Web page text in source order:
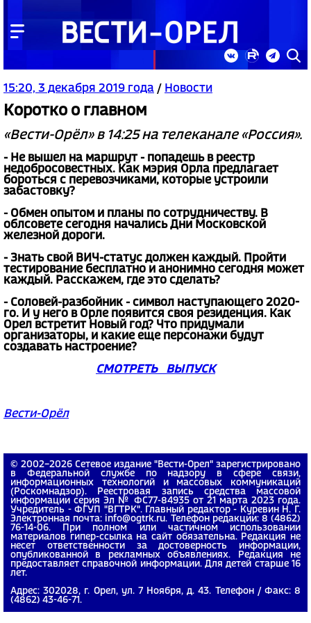
15:20, 3 декабря 2019 года / Новости
Коротко о главном
«Вести-Орёл» в 14:25 на телеканале «Россия».
- Не вышел на маршрут - попадешь в реестр
недобросовестных. Как мэрия Орла предлагает
бороться с перевозчиками, которые устроили
забастовку?
- Обмен опытом и планы по сотрудничеству. В
облсовете сегодня начались Дни Московской
железной дороги.
- Знать свой ВИЧ-статус должен каждый. Пройти
тестирование бесплатно и анонимно сегодня может
каждый. Расскажем, где это сделать?
- Соловей-разбойник - символ наступающего 2020-
го. И у него в Орле появится своя резиденция. Как
Орел встретит Новый год? Что придумали
организаторы, и какие еще персонажи будут
создавать настроение?
СМОТРЕТЬ ВЫПУСК
Вести-Орёл
© 2002−2026 Сетевое издание "Вести-Орел" зарегистрировано
в Федеральной службе по надзору в сфере связи,
информационных технологий и массовых коммуникаций
(Роскомнадзор). Реестровая запись средства массовой
информации серия Эл № ФС77-84935 от 21 марта 2023 года.
Учредитель - ФГУП "ВГТРК". Главный редактор - Куревин Н. Г.
Электронная почта: info@ogtrk.ru. Телефон редакции: 8 (4862)
76-14-06. При полном или частичном использовании
материалов гипер-ссылка на сайт обязательна. Редакция не
несет ответственности за достоверность информации,
опубликованной в рекламных объявлениях. Редакция не
предоставляет справочной информации. Для детей старше 16
лет.
Адрес: 302028, г. Орел, ул. 7 Ноября, д. 43. Телефон / Факс: 8
(4862) 43-46-71.